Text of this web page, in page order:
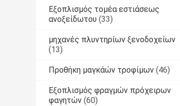
Εξοπλισμός τομέα εστιάσεως
ανοξείδωτου (33)
μηχανές πλυντηρίων ξενοδοχείων
(13)
Προθήκη μαγκάών τροφίμων (46)
Εξοπλισμός φραγμών πρόχειρων
φαγητών (60)